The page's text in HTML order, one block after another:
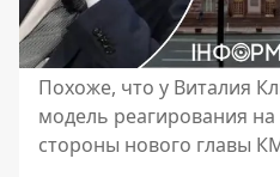
Похоже, что у Виталия
модель реагирования на
стороны нового главы